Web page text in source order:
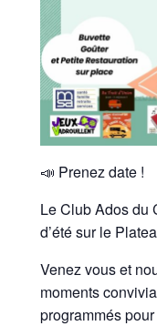
📣 Prenez date !
Le Club Ados du
d’été sur le
Venez vous et
moments
programmés